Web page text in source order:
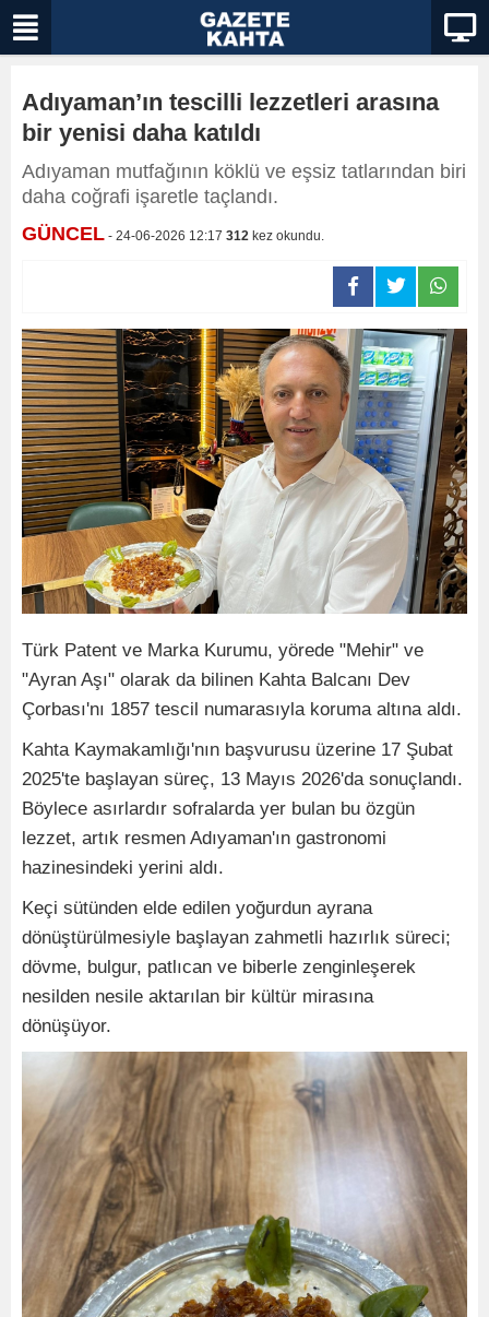
Adıyaman’ın tescilli lezzetleri arasına
bir yenisi daha katıldı
Adıyaman mutfağının köklü ve eşsiz tatlarından biri
daha coğrafi işaretle taçlandı.
GÜNCEL - 24-06-2026 12:17 312 kez okundu.
Türk Patent ve Marka Kurumu, yörede "Mehir" ve
"Ayran Aşı" olarak da bilinen Kahta Balcanı Dev
Çorbası'nı 1857 tescil numarasıyla koruma altına aldı.
Kahta Kaymakamlığı'nın başvurusu üzerine 17 Şubat
2025'te başlayan süreç, 13 Mayıs 2026'da sonuçlandı.
Böylece asırlardır sofralarda yer bulan bu özgün
lezzet, artık resmen Adıyaman'ın gastronomi
hazinesindeki yerini aldı.
Keçi sütünden elde edilen yoğurdun ayrana
dönüştürülmesiyle başlayan zahmetli hazırlık süreci;
dövme, bulgur, patlıcan ve biberle zenginleşerek
nesilden nesile aktarılan bir kültür mirasına
dönüşüyor.